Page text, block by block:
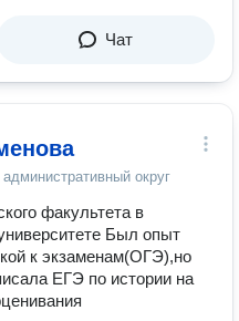
Чат
округ
факультета в
Был опыт
к экзаменам(ОГЭ),но
ЕГЭ по истории на